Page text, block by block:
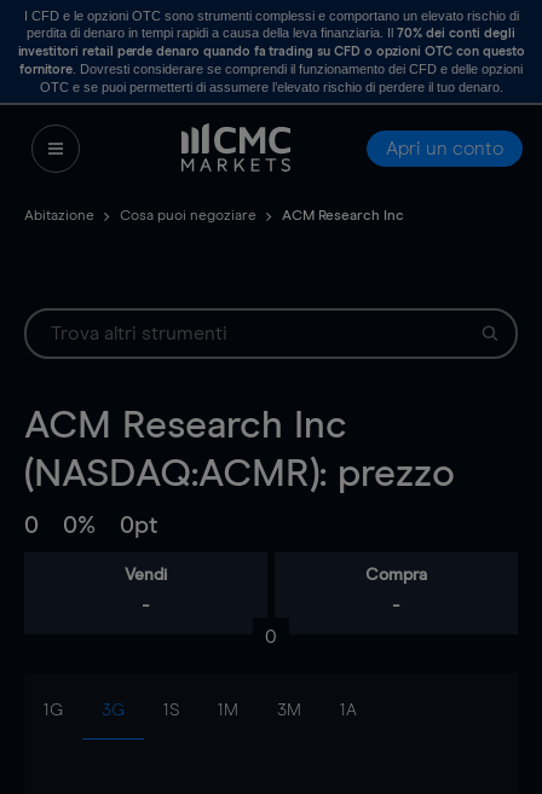
I CFD e le opzioni OTC sono strumenti complessi e comportano un elevato rischio di
perdita di denaro in tempi rapidi a causa della leva finanziaria. Il70% dei conti degli
investitori retail perde denaro quando fa trading su CFD o opzioni OTC con questo
fornitore . Dovresti considerare se comprendi il funzionamento dei CFD e delle opzioni
OTC e se puoi permetterti di assumere l’elevato rischio di perdere il tuo denaro.
Apri un conto
Abitazione Cosa puoi negoziare ACM Research Inc
ACM Research Inc
(NASDAQ:ACMR): prezzo
0 0% 0pt
Vendi
-
Compra
-
0
1G 3G 1S 1M 3M 1A